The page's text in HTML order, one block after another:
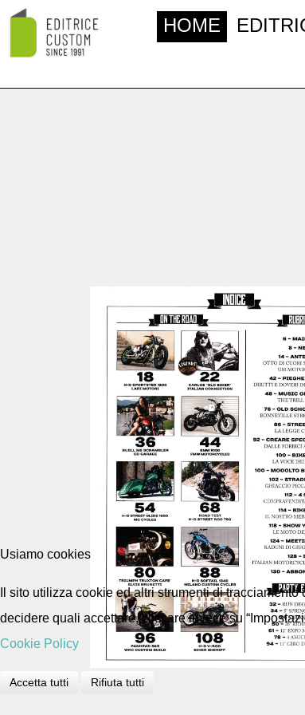
HOME
Usiamo cookies
Il sito utilizza cookie ed altri strumenti di
decidere quali accettare, cliccare invece su
Cookie Policy
Accetta tutti Rifiuta tutti